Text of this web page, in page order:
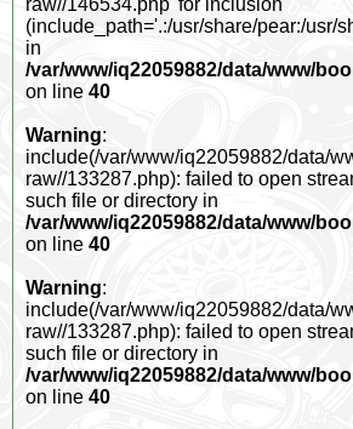
raw//146534.php' for inclusion
(include_path='.:/usr/share/pear:/usr/
in
/var/www/iq22059882/data/www/
on line 40
Warning:
include(/var/www/iq22059882/data/
raw//133287.php): failed to open
such file or directory in
/var/www/iq22059882/data/www/
on line 40
Warning:
include(/var/www/iq22059882/data/
raw//133287.php): failed to open
such file or directory in
/var/www/iq22059882/data/www/
on line 40